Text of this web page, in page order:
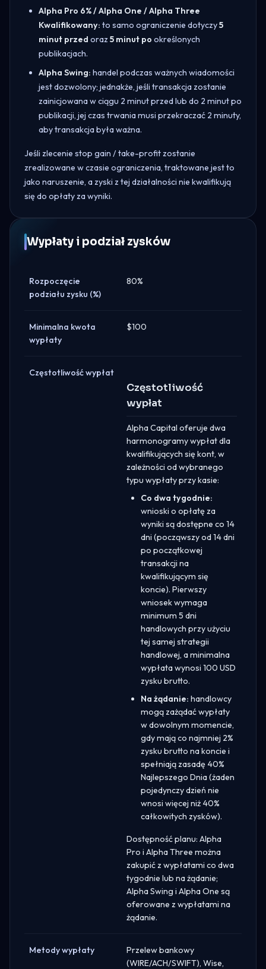
Alpha Pro 6% / Alpha One / Alpha Three
Kwalifikowany: to samo ograniczenie dotyczy5
minut przed oraz 5 minut po określonych
publikacjach.
Alpha Swing: handel podczas ważnych wiadomości
jest dozwolony; jednakże, jeśli transakcja zostanie
zainicjowana w ciągu 2 minut przed lub do 2 minut po
publikacji, jej czas trwania musi przekraczać 2 minuty,
aby transakcja była ważna.
Jeśli zlecenie stop gain / take-profit zostanie
zrealizowane w czasie ograniczenia, traktowane jest to
jako naruszenie, a zyski z tej działalności nie kwalifikują
się do opłaty za wyniki.
Wypłaty i podział zysków
Rozpoczęcie
podziału zysku (%)
80%
Minimalna kwota
wypłaty
$100
Częstotliwość wypłat
Częstotliwość
wypłat
Alpha Capital oferuje dwa
harmonogramy wypłat dla
kwalifikujących się kont, w
zależności od wybranego
typu wypłaty przy kasie:
Co dwa tygodnie:
wnioski o opłatę za
wyniki są dostępne co 14
dni (począwszy od 14 dni
po początkowej
transakcji na
kwalifikującym się
koncie). Pierwszy
wniosek wymaga
minimum 5 dni
handlowych przy użyciu
tej samej strategii
handlowej, a minimalna
wypłata wynosi 100 USD
zysku brutto.
Na żądanie: handlowcy
mogą zażądać wypłaty
w dowolnym momencie,
gdy mają co najmniej 2%
zysku brutto na koncie i
spełniają zasadę 40%
Najlepszego Dnia (żaden
pojedynczy dzień nie
wnosi więcej niż 40%
całkowitych zysków).
Dostępność planu: Alpha
Pro i Alpha Three można
zakupić z wypłatami co dwa
tygodnie lub na żądanie;
Alpha Swing i Alpha One są
oferowane z wypłatami na
żądanie.
Metody wypłaty
Przelew bankowy
(WIRE/ACH/SWIFT), Wise,